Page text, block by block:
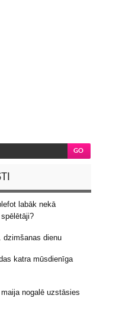
labāk nekā
dzimšanas dienu
katra mūsdienīga
nogalē uzstāsies